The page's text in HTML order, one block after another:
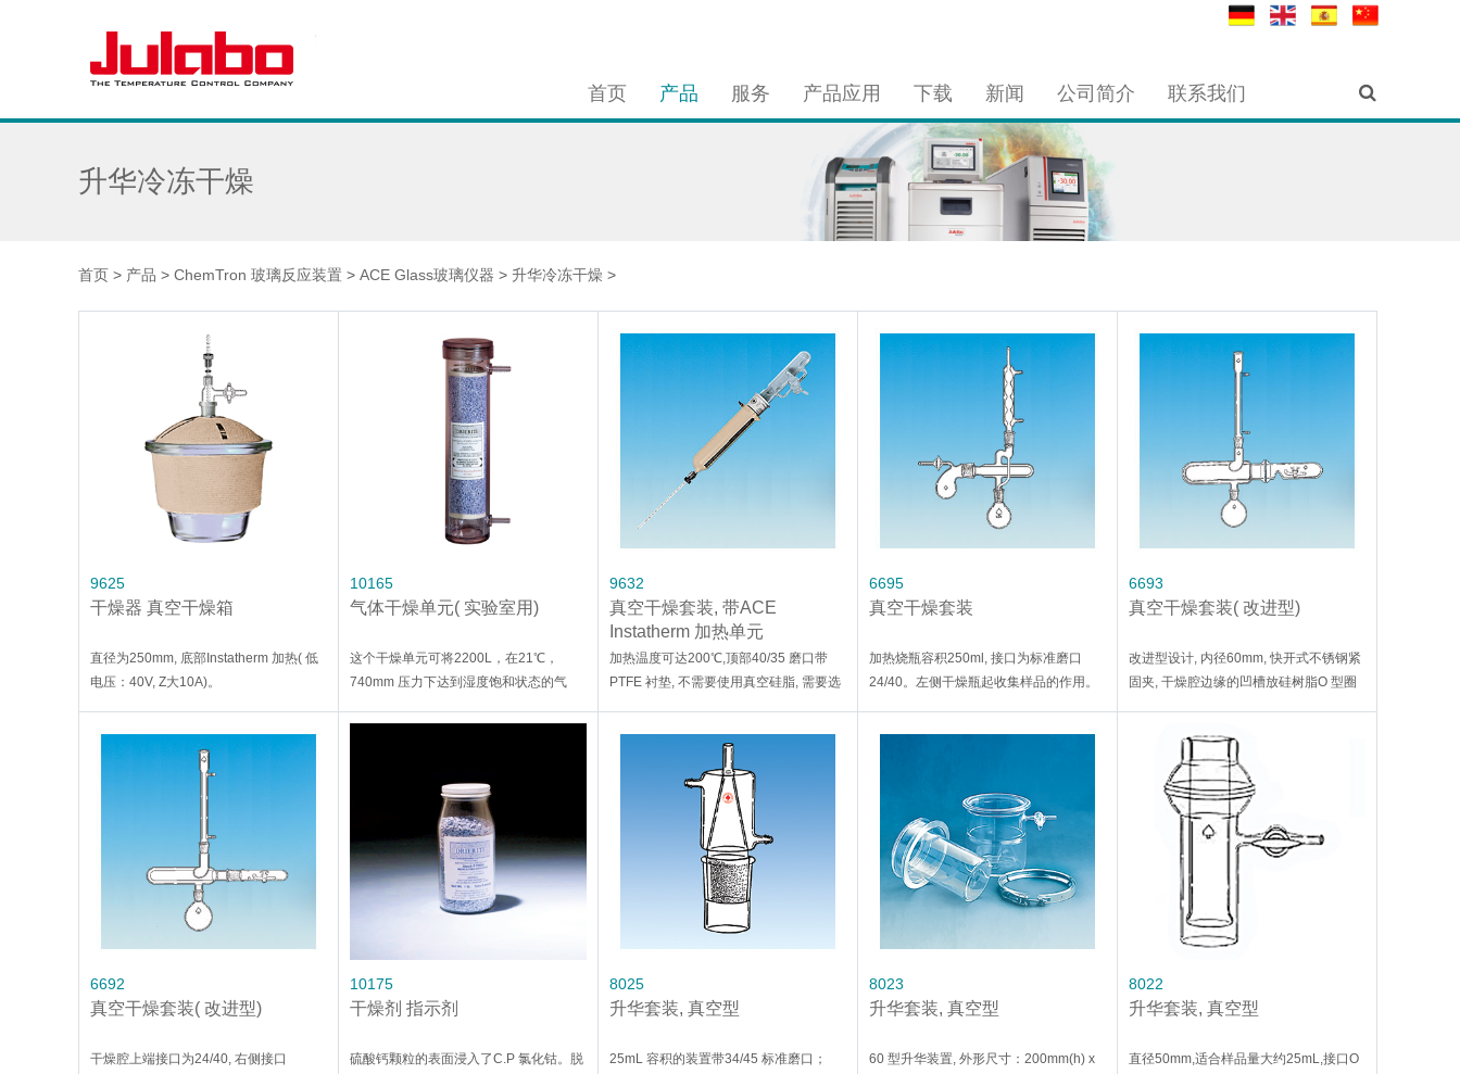
首页 产品 服务 产品应用 下载 新闻 公司简介 联系我们
升华冷冻干燥
首页 > 产品 > ChemTron 玻璃反应装置 > ACE Glass玻璃仪器 > 升华冷冻干燥 >
9625
干燥器 真空干燥箱
直径为250mm, 底部Instatherm 加热( 低
电压：40V, Z大10A)。
10165
气体干燥单元( 实验室用)
这个干燥单元可将2200L，在21℃，
740mm 压力下达到湿度饱和状态的气
9632
真空干燥套装, 带ACE
Instatherm 加热单元
加热温度可达200℃,顶部40/35 磨口带
PTFE 衬垫, 不需要使用真空硅脂, 需要选
6695
真空干燥套装
加热烧瓶容积250ml, 接口为标准磨口
24/40。左侧干燥瓶起收集样品的作用。
6693
真空干燥套装( 改进型)
改进型设计, 内径60mm, 快开式不锈钢紧
固夹, 干燥腔边缘的凹槽放硅树脂O 型圈
烧瓶, 夹具,O型圈。
6692
真空干燥套装( 改进型)
干燥腔上端接口为24/40, 右侧接口
10175
干燥剂 指示剂
硫酸钙颗粒的表面浸入了C.P 氯化钴。脱
8025
升华套装, 真空型
25mL 容积的装置带34/45 标准磨口；
8023
升华套装, 真空型
60 型升华装置, 外形尺寸：200mm(h) x
8022
升华套装, 真空型
直径50mm,适合样品量大约25mL,接口O